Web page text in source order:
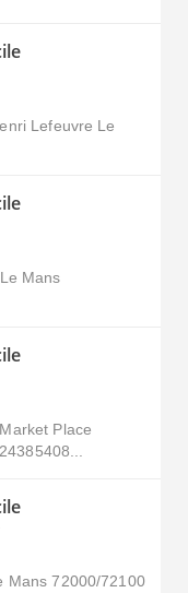
Lefeuvre Le
Le Mans
Place
24385408...
Mans 72000/72100